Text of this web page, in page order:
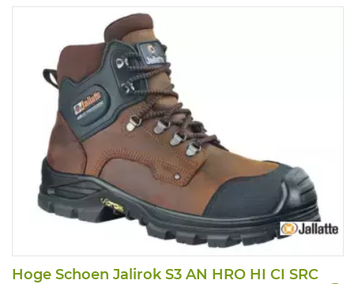
Hoge Schoen Jalirok S3 AN HRO HI CI SRC